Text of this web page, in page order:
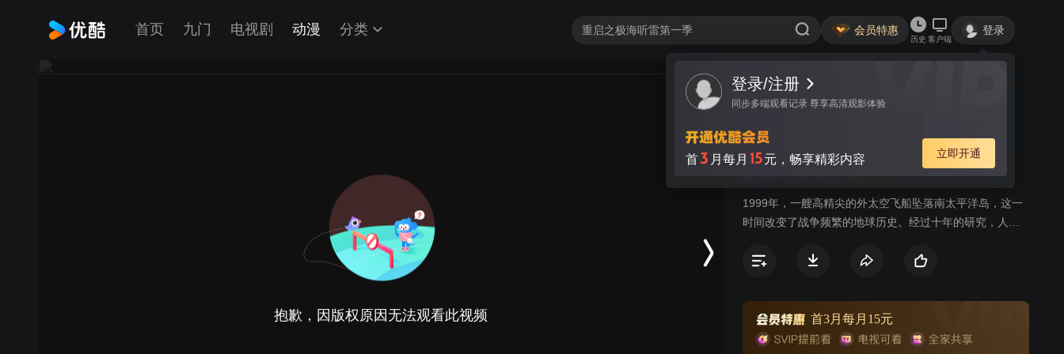
首页 九门 电视剧 动漫 分类 会员特惠
历史 客户端
登录
登录/注册
同步多端观看记录 尊享高清观影体验
首3 月每月 15元，畅享精彩内容 立即开通
抱歉，因版权原因无法观看此视频
视频 讨论
太空堡垒
科幻
1999年，一艘高精尖的外太空飞船坠落南太平洋岛，这一
时间改变了战争频繁的地球历史。经过十年的研究，人类
浸在一片自豪与喜悦中时，来自银河深处的天顶星人逼近
的第二次宇宙大战，再到已经实现外太空殖民的地球人与
依靠史前能量生存的因维人的地球争夺战，接连三次宇宙
首3月每月15元